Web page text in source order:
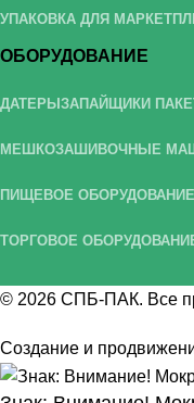
УПАКОВКА ДЛЯ
ОБОРУДОВАНИЕ
ДАТЕРЫЗАПАЙЩИКИ
МЕШКОЗАШИВОЧНЫЕ
ПИЩЕВОЕ ОБОРУДОВАНИЕ
ТОРГОВОЕ
© 2026 СПБ-ПАК. Все
Создание и